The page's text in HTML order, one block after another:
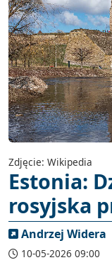
Zdjęcie: Wikipedia
Estonia:
rosyjska
Andrzej Widera
10-05-2026 09:00